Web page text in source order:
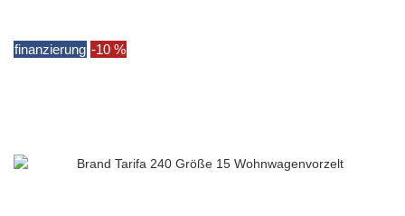
finanzierung -10 %